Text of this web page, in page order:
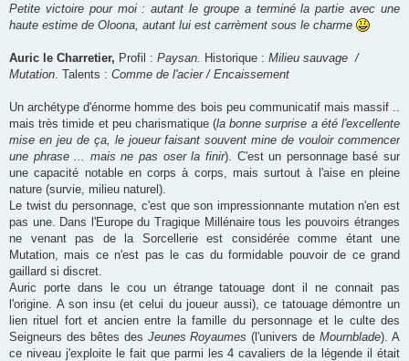
Petite victoire pour moi : autant le groupe a terminé la partie avec une
haute estime de Oloona, autant lui est carrèment sous le charme
Auric le Charretier, Profil : Paysan. Historique : Milieu sauvage /
Mutation . Talents : Comme de l'acier / Encaissement
Un archétype d'énorme homme des bois peu communicatif mais massif ..
mais très timide et peu charismatique (la bonne surprise a été l'excellente
mise en jeu de ça, le joueur faisant souvent mine de vouloir commencer
une phrase ... mais ne pas oser la finir). C'est un personnage basé sur
une capacité notable en corps à corps, mais surtout à l'aise en pleine
nature (survie, milieu naturel).
Le twist du personnage, c'est que son impressionnante mutation n'en est
pas une. Dans l'Europe du Tragique Millénaire tous les pouvoirs étranges
ne venant pas de la Sorcellerie est considérée comme étant une
Mutation, mais ce n'est pas le cas du formidable pouvoir de ce grand
gaillard si discret.
Auric porte dans le cou un étrange tatouage dont il ne connait pas
l'origine. A son insu (et celui du joueur aussi), ce tatouage démontre un
lien rituel fort et ancien entre la famille du personnage et le culte des
Seigneurs des bêtes des Jeunes Royaumes(l'univers deMournblade). A
ce niveau j'exploite le fait que parmi les 4 cavaliers de la légende il était